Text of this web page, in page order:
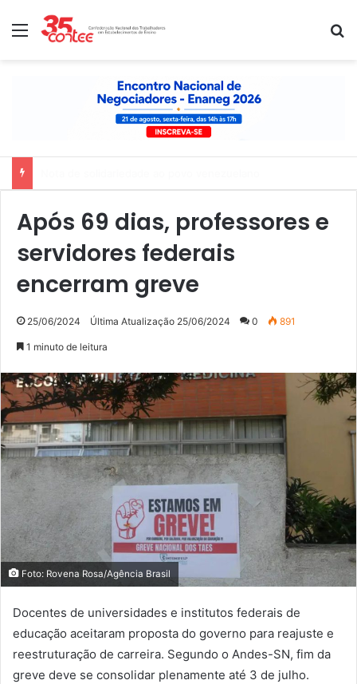
Menu
Após 69 dias, professores e
servidores federais
encerram greve
25/06/2024 Última Atualização 25/06/2024 0 891
1 minuto de leitura
Foto: Rovena Rosa/Agência Brasil
Docentes de universidades e institutos federais de
educação aceitaram proposta do governo para reajuste e
reestruturação de carreira. Segundo o Andes-SN, fim da
greve deve se consolidar plenamente até 3 de julho.